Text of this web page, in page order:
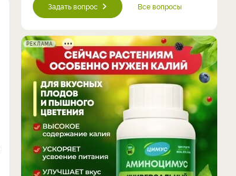
Задать вопрос Все вопросы
РЕКЛАМА